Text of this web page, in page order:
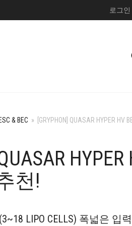
로그인
ESC & BEC » [GRYPHON] QUASAR HYPER HV
HYPER
천!
LIPO CELLS) 폭넓은 입